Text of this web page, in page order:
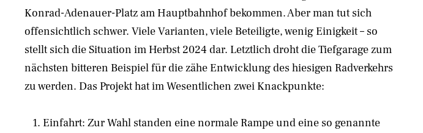
Konrad-Adenauer-Platz am Hauptbahnhof bekommen. Aber man tut sich
offensichtlich schwer. Viele Varianten, viele Beteiligte, wenig Einigkeit – so
stellt sich die Situation im Herbst 2024 dar. Letztlich droht die Tiefgarage zum
nächsten bitteren Beispiel für die zähe Entwicklung des hiesigen Radverkehrs
zu werden. Das Projekt hat im Wesentlichen zwei Knackpunkte:
Einfahrt: Zur Wahl standen eine normale Rampe und eine so genannte